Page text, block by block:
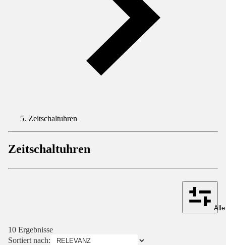
Zeitschaltuhren
Zeitschaltuhren
10 Ergebnisse
Sortiert nach: